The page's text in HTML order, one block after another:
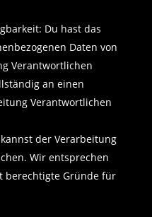
Du hast das
Daten von
Verantwortlichen
an einen
Verantwortlichen
der Verarbeitung
Wir entsprechen
berechtigte Gründe für